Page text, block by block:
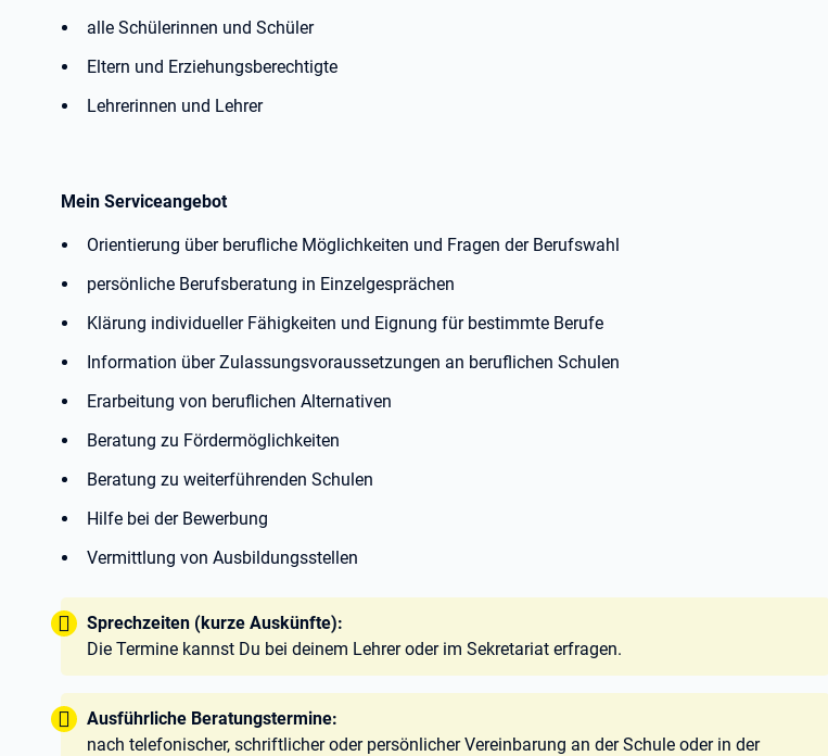
alle Schülerinnen und Schüler
Eltern und Erziehungsberechtigte
Lehrerinnen und Lehrer
Mein Serviceangebot
Orientierung über berufliche Möglichkeiten und Fragen der Berufswahl
persönliche Berufsberatung in Einzelgesprächen
Klärung individueller Fähigkeiten und Eignung für bestimmte Berufe
Information über Zulassungsvoraussetzungen an beruflichen Schulen
Erarbeitung von beruflichen Alternativen
Beratung zu Fördermöglichkeiten
Beratung zu weiterführenden Schulen
Hilfe bei der Bewerbung
Vermittlung von Ausbildungsstellen
Tipp:
Sprechzeiten (kurze Auskünfte):
Die Termine kannst Du bei deinem Lehrer oder im Sekretariat erfragen.
Tipp:
Ausführliche Beratungstermine:
nach telefonischer, schriftlicher oder persönlicher Vereinbarung an der Schule oder in der